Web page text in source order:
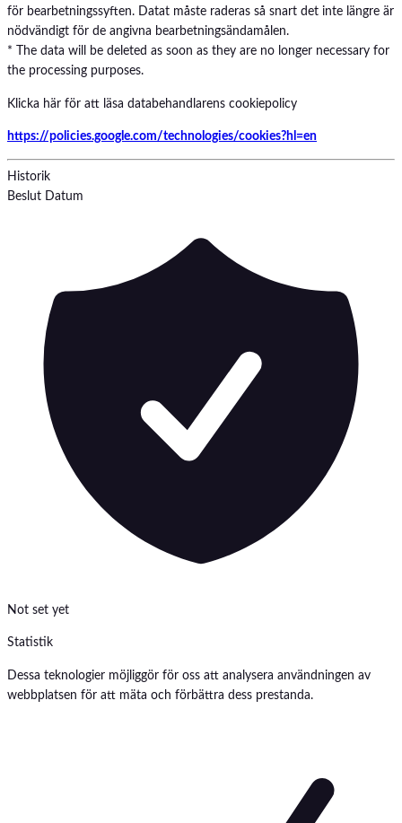
för bearbetningssyften. Datat måste raderas så snart det inte längre är
nödvändigt för de angivna bearbetningsändamålen.
* The data will be deleted as soon as they are no longer necessary for
the processing purposes.
Klicka här för att läsa databehandlarens cookiepolicy
https://policies.google.com/technologies/cookies?hl=en
Historik
Beslut Datum
Not set yet
Statistik
Dessa teknologier möjliggör för oss att analysera användningen av
webbplatsen för att mäta och förbättra dess prestanda.